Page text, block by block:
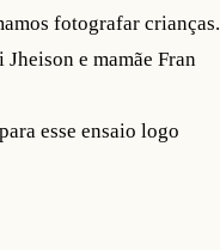
fotografar crianças.
e mamãe Fran
esse ensaio logo